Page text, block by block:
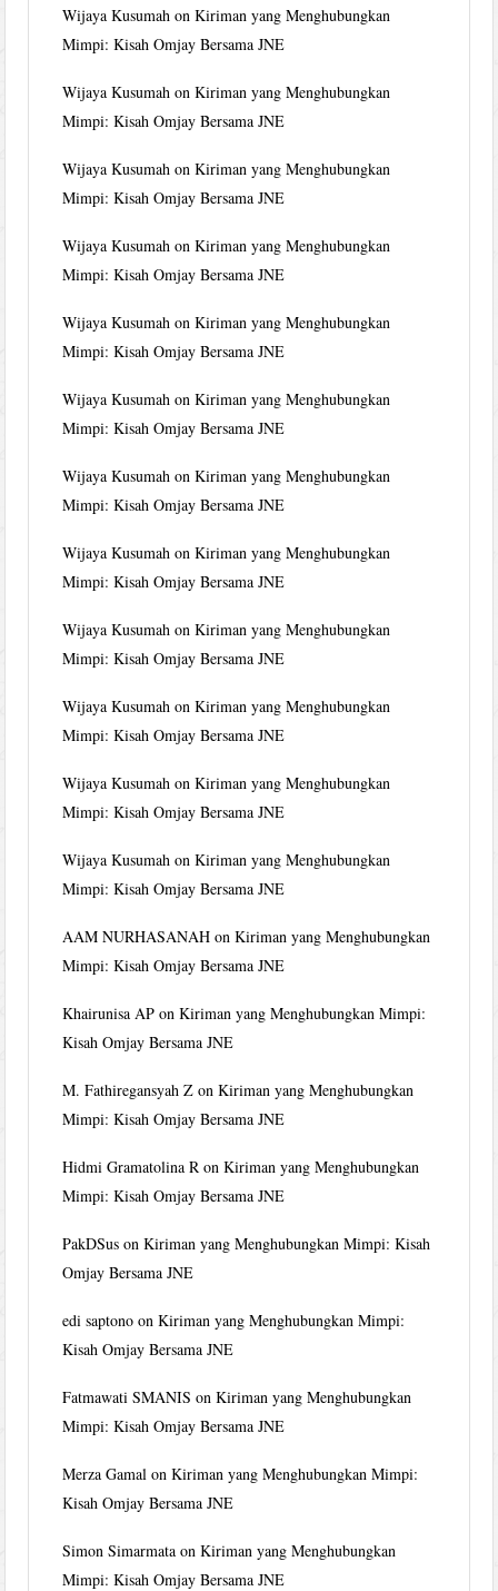
Wijaya Kusumah onKiriman yang Menghubungkan
Mimpi: Kisah Omjay Bersama JNE
Wijaya Kusumah onKiriman yang Menghubungkan
Mimpi: Kisah Omjay Bersama JNE
Wijaya Kusumah onKiriman yang Menghubungkan
Mimpi: Kisah Omjay Bersama JNE
Wijaya Kusumah onKiriman yang Menghubungkan
Mimpi: Kisah Omjay Bersama JNE
Wijaya Kusumah onKiriman yang Menghubungkan
Mimpi: Kisah Omjay Bersama JNE
Wijaya Kusumah onKiriman yang Menghubungkan
Mimpi: Kisah Omjay Bersama JNE
Wijaya Kusumah onKiriman yang Menghubungkan
Mimpi: Kisah Omjay Bersama JNE
Wijaya Kusumah onKiriman yang Menghubungkan
Mimpi: Kisah Omjay Bersama JNE
Wijaya Kusumah onKiriman yang Menghubungkan
Mimpi: Kisah Omjay Bersama JNE
Wijaya Kusumah onKiriman yang Menghubungkan
Mimpi: Kisah Omjay Bersama JNE
Wijaya Kusumah onKiriman yang Menghubungkan
Mimpi: Kisah Omjay Bersama JNE
Wijaya Kusumah onKiriman yang Menghubungkan
Mimpi: Kisah Omjay Bersama JNE
AAM NURHASANAH onKiriman yang Menghubungkan
Mimpi: Kisah Omjay Bersama JNE
Khairunisa AP onKiriman yang Menghubungkan Mimpi:
Kisah Omjay Bersama JNE
M. Fathiregansyah Z onKiriman yang Menghubungkan
Mimpi: Kisah Omjay Bersama JNE
Hidmi Gramatolina R onKiriman yang Menghubungkan
Mimpi: Kisah Omjay Bersama JNE
PakDSus onKiriman yang Menghubungkan Mimpi: Kisah
Omjay Bersama JNE
edi saptono onKiriman yang Menghubungkan Mimpi:
Kisah Omjay Bersama JNE
Fatmawati SMANIS onKiriman yang Menghubungkan
Mimpi: Kisah Omjay Bersama JNE
Merza Gamal onKiriman yang Menghubungkan Mimpi:
Kisah Omjay Bersama JNE
Simon Simarmata onKiriman yang Menghubungkan
Mimpi: Kisah Omjay Bersama JNE